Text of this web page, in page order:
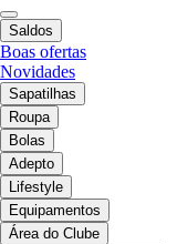
Saldos
Boas ofertas
Novidades
Sapatilhas
Roupa
Bolas
Adepto
Lifestyle
Equipamentos
Área do Clube